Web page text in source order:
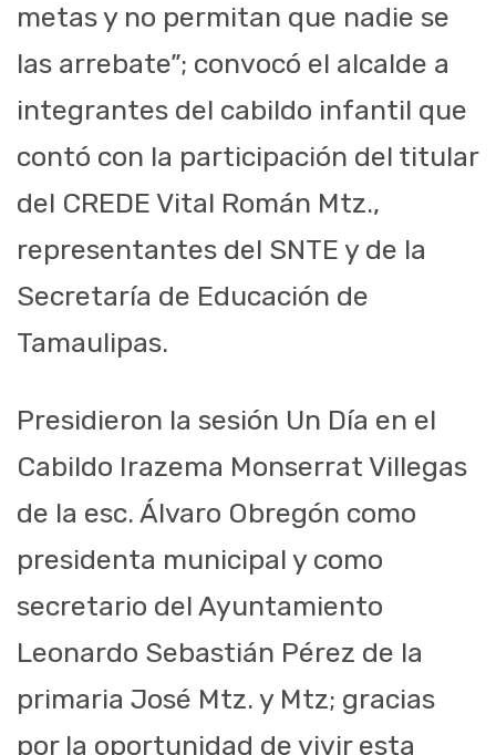
metas y no permitan que nadie se
las arrebate”; convocó el alcalde a
integrantes del cabildo infantil que
contó con la participación del titular
del CREDE Vital Román Mtz.,
representantes del SNTE y de la
Secretaría de Educación de
Tamaulipas.
Presidieron la sesión Un Día en el
Cabildo Irazema Monserrat Villegas
de la esc. Álvaro Obregón como
presidenta municipal y como
secretario del Ayuntamiento
Leonardo Sebastián Pérez de la
primaria José Mtz. y Mtz; gracias
por la oportunidad de vivir esta